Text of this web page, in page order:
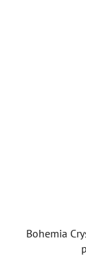
Bohemia